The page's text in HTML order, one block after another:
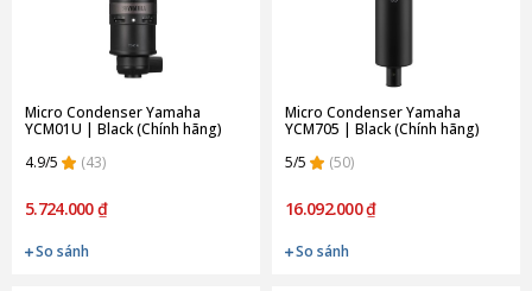
Micro Condenser Yamaha
YCM01U | Black (Chính hãng)
4.9/5
(43)
5.724.000 ₫
So sánh
Micro Condenser Yamaha
YCM705 | Black (Chính hãng)
5/5
(50)
16.092.000 ₫
So sánh